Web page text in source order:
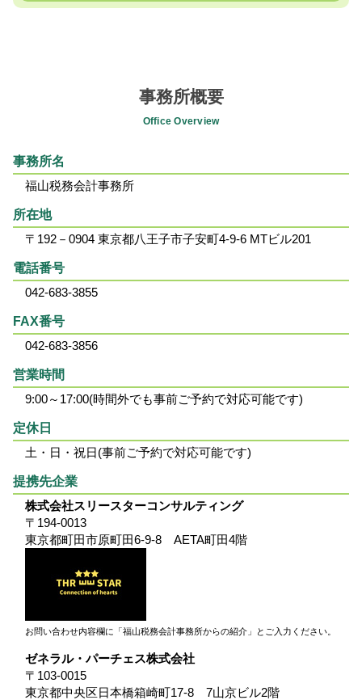
事務所概要
Office Overview
事務所名
福山税務会計事務所
所在地
〒192－0904 東京都八王子市子安町4-9-6 MTビル201
電話番号
042-683-3855
FAX番号
042-683-3856
営業時間
9:00～17:00(時間外でも事前ご予約で対応可能です)
定休日
土・日・祝日(事前ご予約で対応可能です)
提携先企業
株式会社スリースターコンサルティング
〒194-0013
東京都町田市原町田6-9-8 AETA町田4階
お問い合わせ内容欄に「福山税務会計事務所からの紹介」とご入力ください。
ゼネラル・パーチェス株式会社
〒103-0015
東京都中央区日本橋箱崎町17-8 7山京ビル2階